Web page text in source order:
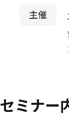
主催
セミナー